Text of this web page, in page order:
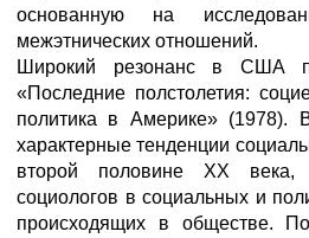
основанную на
межэтнических отношений.
Широкий резонанс в США
«Последние полстолетия:
политика в Америке» (1978).
характерные тенденции
второй половине XX века,
социологов в социальных и
происходящих в обществе.